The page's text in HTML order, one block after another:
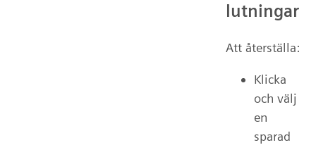
lutningar
Att återställa:
Klicka
och välj
en
sparad